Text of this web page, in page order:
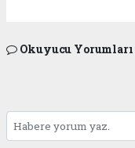
Okuyucu Yorumları